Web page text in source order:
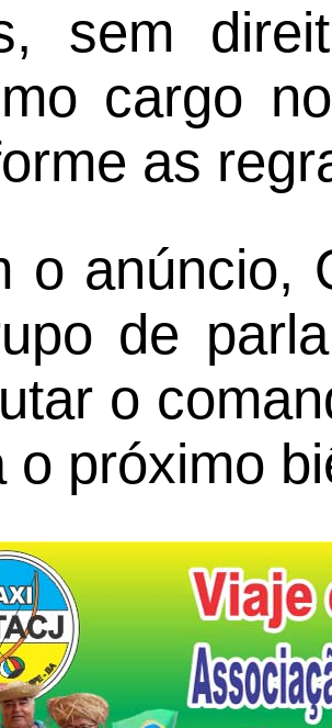
sem
cargo
as
o anúncio,
de
o
o próximo